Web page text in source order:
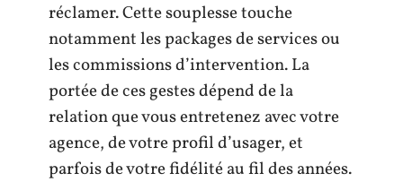
réclamer. Cette souplesse touche
notamment les packages de services ou
les commissions d’intervention. La
portée de ces gestes dépend de la
relation que vous entretenez avec votre
agence, de votre profil d’usager, et
parfois de votre fidélité au fil des années.